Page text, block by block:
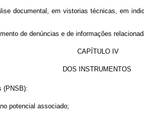
documental, em vistorias técnicas, em
de denúncias e de informações
CAPÍTULO IV
DOS INSTRUMENTOS
(PNSB):
potencial associado;